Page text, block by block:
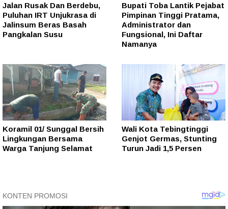
Jalan Rusak Dan Berdebu,
Puluhan IRT Unjukrasa di
Jalinsum Beras Basah
Pangkalan Susu
Bupati Toba Lantik Pejabat
Pimpinan Tinggi Pratama,
Administrator dan
Fungsional, Ini Daftar
Namanya
Koramil 01/ Sunggal Bersih
Lingkungan Bersama
Warga Tanjung Selamat
Wali Kota Tebingtinggi
Genjot Germas, Stunting
Turun Jadi 1,5 Persen